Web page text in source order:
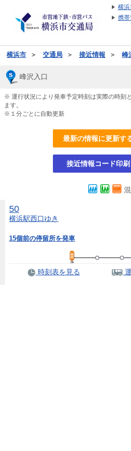
横
携
横浜市 ＞ 交通局 ＞ 接近情報 ＞ 峰
峰沢入口
※ 運行状況により発車予定時刻は実際の時刻
ます。
※１分ごとに自動更新
最新の情報に更新す
接近情報コード印刷
50
横浜駅西口ゆき
15個前の停留所を発車
時刻表を見る